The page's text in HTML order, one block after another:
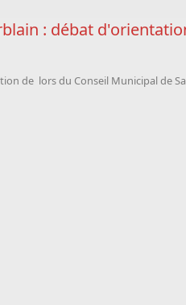
: débat
de lors du Conseil Municipal de